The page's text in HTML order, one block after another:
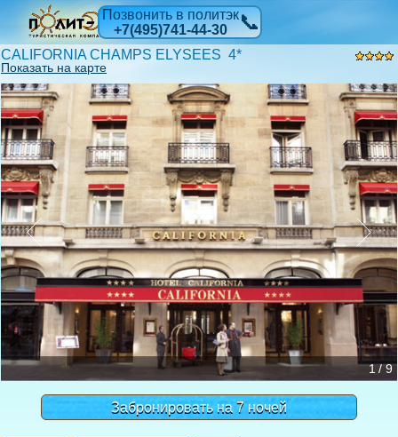
Позвонить в политэк
+7(495)741-44-30
📞
CALIFORNIA CHAMPS ELYSEES 4*
Показать на карте
Junior Suite
Family Room
De Luxe Room
Superior Room
Prestige Duplex Suite
1 / 9
Забронировать на 7 ночей